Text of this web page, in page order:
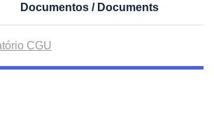
Documentos / Documents
CGU